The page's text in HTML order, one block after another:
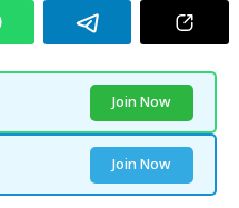
Join Now
Join Now